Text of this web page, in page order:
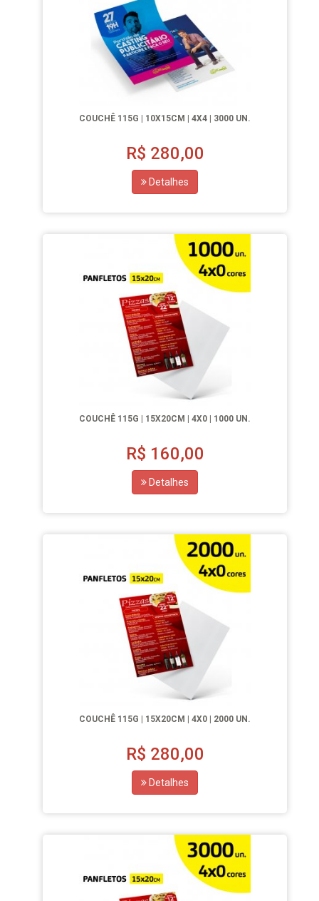
COUCHÊ 115G | 10X15CM | 4X4 | 3000 UN.
R$ 280,00
Detalhes
COUCHÊ 115G | 15X20CM | 4X0 | 1000 UN.
R$ 160,00
Detalhes
COUCHÊ 115G | 15X20CM | 4X0 | 2000 UN.
R$ 280,00
Detalhes